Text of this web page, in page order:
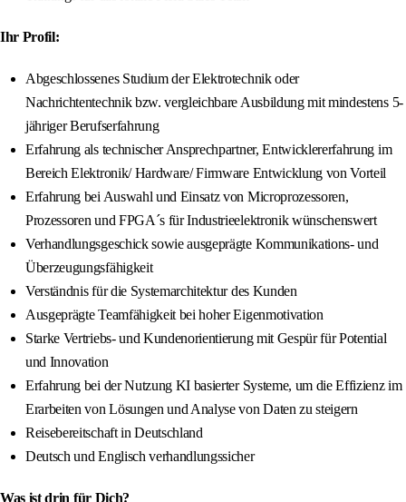
Ihr Profil:
Abgeschlossenes Studium der Elektrotechnik oder
Nachrichtentechnik bzw. vergleichbare Ausbildung mit mindestens 5-
jähriger Berufserfahrung
Erfahrung als technischer Ansprechpartner, Entwicklererfahrung im
Bereich Elektronik/ Hardware/ Firmware Entwicklung von Vorteil
Erfahrung bei Auswahl und Einsatz von Microprozessoren,
Prozessoren und FPGA´s für Industrieelektronik wünschenswert
Verhandlungsgeschick sowie ausgeprägte Kommunikations- und
Überzeugungsfähigkeit
Verständnis für die Systemarchitektur des Kunden
Ausgeprägte Teamfähigkeit bei hoher Eigenmotivation
Starke Vertriebs- und Kundenorientierung mit Gespür für Potential
und Innovation
Erfahrung bei der Nutzung KI basierter Systeme, um die Effizienz im
Erarbeiten von Lösungen und Analyse von Daten zu steigern
Reisebereitschaft in Deutschland
Deutsch und Englisch verhandlungssicher
Was ist drin für Dich?